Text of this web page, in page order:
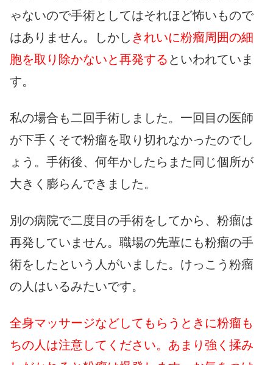
ゃないので手術としてはそれほど怖いもので
はありません。しかし きれいに粉瘤周囲の細
胞を取り除かないと再発する といわれていま
す。
私の場合も二回手術しました。一回目の医師
が下手くそで粉瘤を取り切れなかったのでし
ょう。手術後、何年かしたらまた同じ個所が
大きく膨らんできました。
別の病院で二度目の手術をしてから、粉瘤は
再発していません。職場の先輩にも粉瘤の手
術をしたという人がいました。けっこう粉瘤
の人はいるみたいです。
全身マッサージなどしてもらうときに粉瘤も
ちの人は注意してください。あまり強く揉み